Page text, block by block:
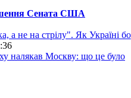
Сената США
а не на стрілу". Як Україні
налякав Москву: що це було